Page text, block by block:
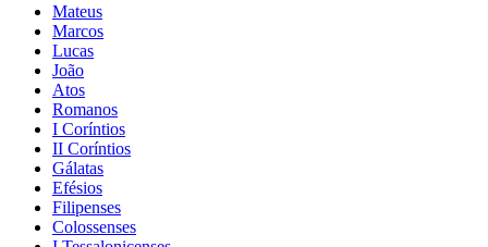
Mateus
Marcos
Lucas
João
Atos
Romanos
I Coríntios
II Coríntios
Gálatas
Efésios
Filipenses
Colossenses